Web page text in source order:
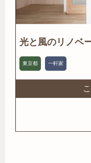
光と風のリノベ
東京都 一軒家